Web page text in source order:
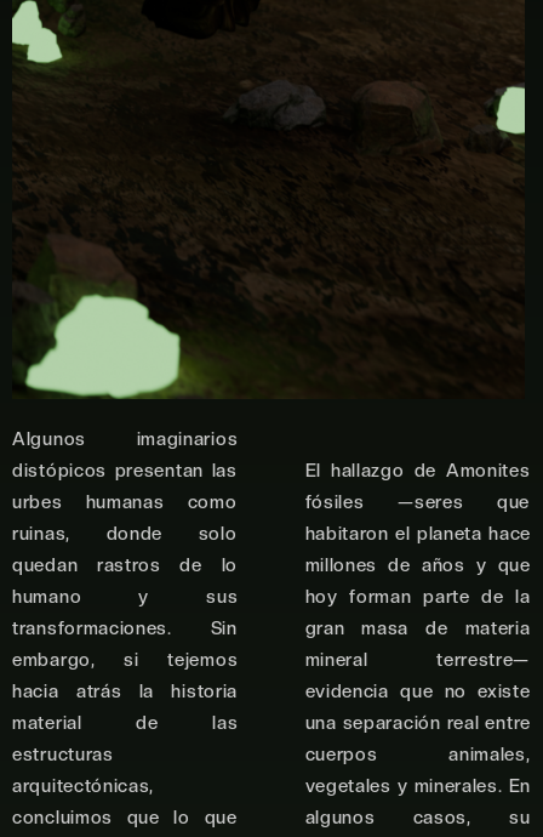
Algunos imaginarios
distópicos presentan las
urbes humanas como
ruinas, donde solo
quedan rastros de lo
humano y sus
transformaciones. Sin
embargo, si tejemos
hacia atrás la historia
material de las
estructuras
arquitectónicas,
concluimos que lo que
El hallazgo de Amonites
fósiles —seres que
habitaron el planeta hace
millones de años y que
hoy forman parte de la
gran masa de materia
mineral terrestre—
evidencia que no existe
una separación real entre
cuerpos animales,
vegetales y minerales. En
algunos casos, su